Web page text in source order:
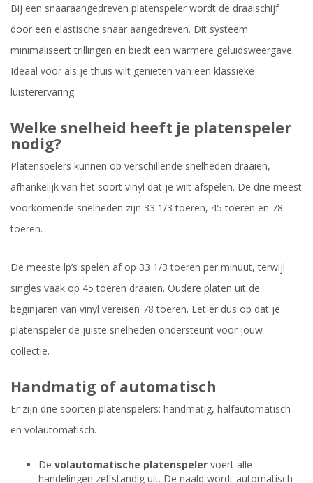
Bij een snaaraangedreven platenspeler wordt de draaischijf
door een elastische snaar aangedreven. Dit systeem
minimaliseert trillingen en biedt een warmere geluidsweergave.
Ideaal voor als je thuis wilt genieten van een klassieke
luisterervaring.
Welke snelheid heeft je platenspeler
nodig?
Platenspelers kunnen op verschillende snelheden draaien,
afhankelijk van het soort vinyl dat je wilt afspelen. De drie meest
voorkomende snelheden zijn 33 1/3 toeren, 45 toeren en 78
toeren.
De meeste lp’s spelen af op 33 1/3 toeren per minuut, terwijl
singles vaak op 45 toeren draaien. Oudere platen uit de
beginjaren van vinyl vereisen 78 toeren. Let er dus op dat je
platenspeler de juiste snelheden ondersteunt voor jouw
collectie.
Handmatig of automatisch
Er zijn drie soorten platenspelers: handmatig, halfautomatisch
en volautomatisch.
De volautomatische platenspeler voert alle
handelingen zelfstandig uit. De naald wordt automatisch